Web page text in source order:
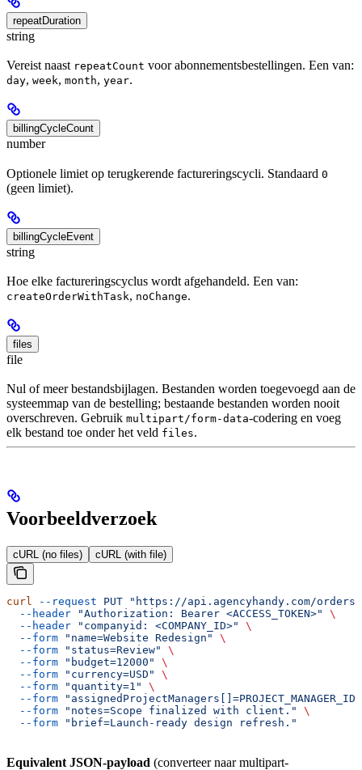
repeatDuration
string
Vereist naast repeatCount voor abonnementsbestellingen. Een van:
day, week, month, year.
billingCycleCount
number
Optionele limiet op terugkerende factureringscycli. Standaard 0
(geen limiet).
billingCycleEvent
string
Hoe elke factureringscyclus wordt afgehandeld. Een van:
createOrderWithTask, noChange.
files
file
Nul of meer bestandsbijlagen. Bestanden worden toegevoegd aan de
systeemmap van de bestelling; bestaande bestanden worden nooit
overschreven. Gebruik multipart/form-data-codering en voeg
elk bestand toe onder het veld files.
Voorbeeldverzoek
cURL (no files) cURL (with file)
curl --request PUT "https://api.agencyhandy.com/
  --header
"Authorization: Bearer <ACCESS_TOKEN>"
\
  --header
"companyid: <COMPANY_ID>"
\
  --form
"name=Website Redesign"
\
  --form
"status=Review"
\
  --form
"budget=12000"
\
  --form
"currency=USD"
\
  --form
"quantity=1"
\
  --form
"assignedProjectManagers[]=PROJECT_MANAGER_ID"
  --form
"notes=Scope finalized with client."
\
  --form
"brief=Launch-ready design refresh."
Equivalent JSON-payload (converteer naar multipart-